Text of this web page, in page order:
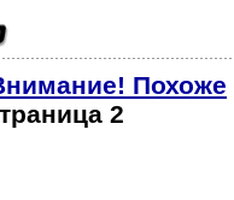
Похоже
2